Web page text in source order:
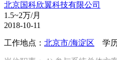
北京国科欣翼科技有限公司
1.5~2万/月
2018-10-11
工作地点： 北京市/海淀区 学历